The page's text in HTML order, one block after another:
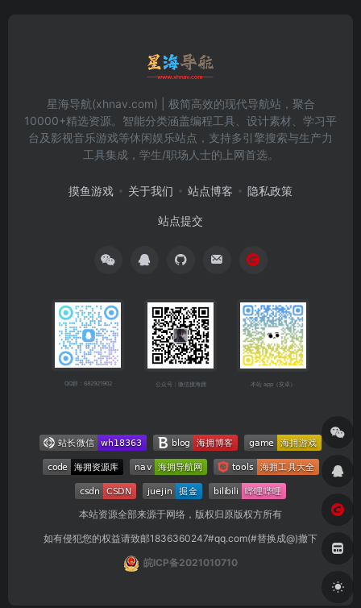
星海导航(xhnav.com) | 极简高效的现代导航站，聚合
10000+精选资源。智能分类涵盖编程工具、设计素材、学习平
台及影视音乐游戏等休闲娱乐站点，支持多引擎搜索与生产力
工具集成，学生/职场人士的上网首选。
摸鱼游戏 关于我们 站点博客 隐私政策
站点提交
QQ群：682921902 公众号：微信搜海拥 本站 app（安卓）
本站资源全部来源于网络，版权归原版权方所有
如有侵犯您的权益请致邮1836360247#qq.com(#替换成@)撤下
皖ICP备2021010710